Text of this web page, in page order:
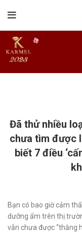
Đã thử nhiều
chưa tìm được
biết 7 điều
Bạn có bao giờ cảm
dưỡng ẩm trên thị
vẫn chưa được “thăng